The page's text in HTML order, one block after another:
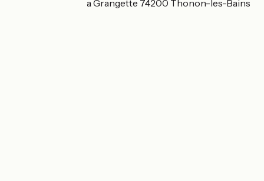
16 Ter Avenue de la Grangette 74200 Thonon-les-Bains